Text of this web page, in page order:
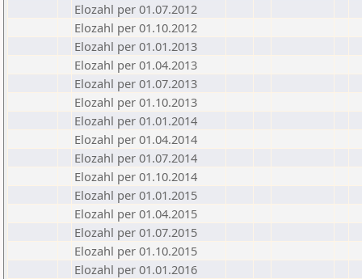
Elozahl per 01.07.2012
Elozahl per 01.10.2012
Elozahl per 01.01.2013
Elozahl per 01.04.2013
Elozahl per 01.07.2013
Elozahl per 01.10.2013
Elozahl per 01.01.2014
Elozahl per 01.04.2014
Elozahl per 01.07.2014
Elozahl per 01.10.2014
Elozahl per 01.01.2015
Elozahl per 01.04.2015
Elozahl per 01.07.2015
Elozahl per 01.10.2015
Elozahl per 01.01.2016